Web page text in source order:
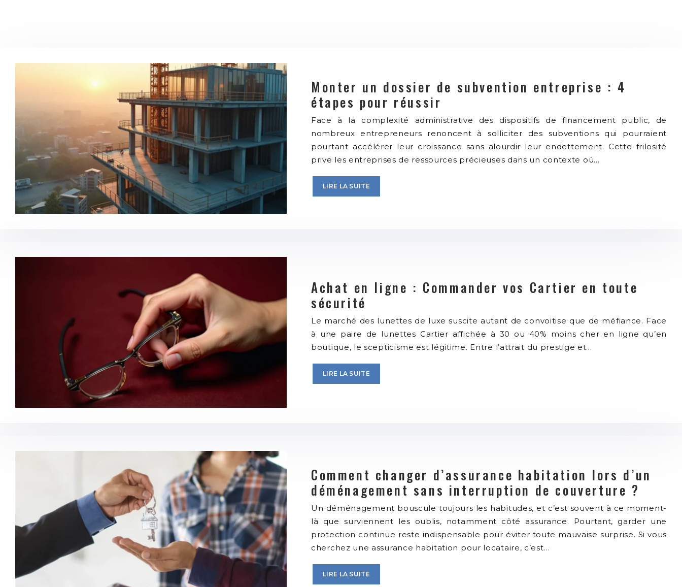
Monter un dossier de subvention entreprise : 4
étapes pour réussir
Face à la complexité administrative des dispositifs de financement public, de
nombreux entrepreneurs renoncent à solliciter des subventions qui pourraient
pourtant accélérer leur croissance sans alourdir leur endettement. Cette frilosité
prive les entreprises de ressources précieuses dans un contexte où…
LIRE LA SUITE
Achat en ligne : Commander vos Cartier en toute
sécurité
Le marché des lunettes de luxe suscite autant de convoitise que de méfiance. Face
à une paire de lunettes Cartier affichée à 30 ou 40% moins cher en ligne qu’en
boutique, le scepticisme est légitime. Entre l’attrait du prestige et…
LIRE LA SUITE
Comment changer d’assurance habitation lors d’un
déménagement sans interruption de couverture ?
Un déménagement bouscule toujours les habitudes, et c’est souvent à ce moment-
là que surviennent les oublis, notamment côté assurance. Pourtant, garder une
protection continue reste indispensable pour éviter toute mauvaise surprise. Si vous
cherchez une assurance habitation pour locataire, c’est…
LIRE LA SUITE